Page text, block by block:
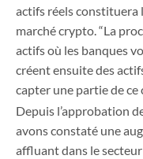
actifs réels constituera
marché crypto. “La
actifs où les banques
créent ensuite des
capter une partie de ce
Depuis l’approbation
avons constaté une
affluant dans le